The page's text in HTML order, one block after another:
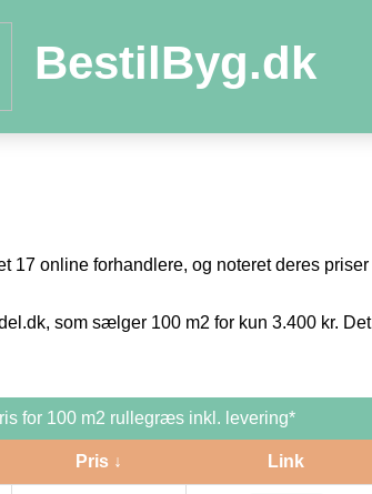
BestilByg.dk
17 online forhandlere, og noteret deres
som sælger 100 m2 for kun 3.400 kr.
for 100 m2 rullegræs inkl. levering*
Pris ↓ Link